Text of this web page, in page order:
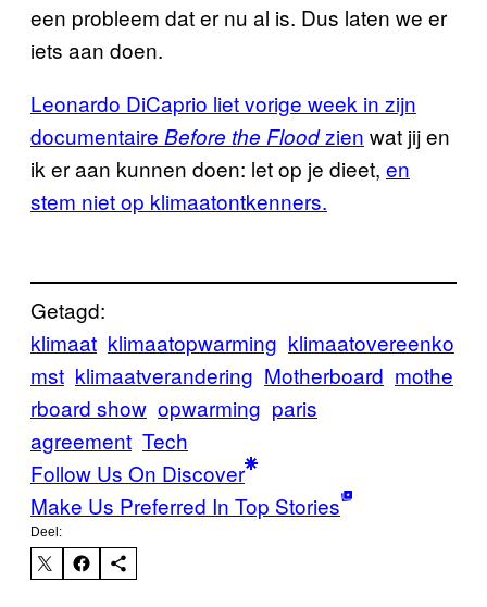
een probleem dat er nu al is. Dus laten we er
iets aan doen.
Leonardo DiCaprio liet vorige week in zijn
documentaire Before the Floodzien wat jij en
ik er aan kunnen doen: let op je dieet, en
stem niet op klimaatontkenners.
Getagd:
klimaat klimaatopwarming klimaatovereenko
mst klimaatverandering Motherboard mothe
rboard show opwarming paris
agreement Tech
Follow Us On Discover
Make Us Preferred In Top Stories
Deel: